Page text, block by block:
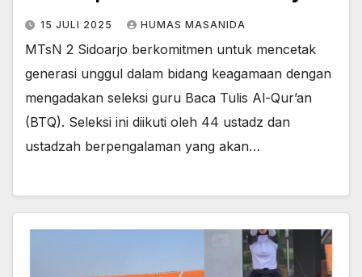
15 JULI 2025 HUMAS MASANIDA
MTsN 2 Sidoarjo berkomitmen untuk mencetak
generasi unggul dalam bidang keagamaan dengan
mengadakan seleksi guru Baca Tulis Al-Qur’an
(BTQ). Seleksi ini diikuti oleh 44 ustadz dan
ustadzah berpengalaman yang akan…